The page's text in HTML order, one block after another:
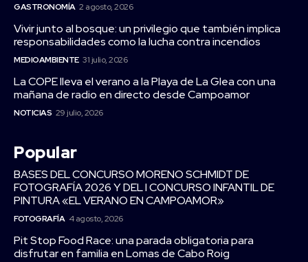
GASTRONOMÍA 2 agosto, 2026
Vivir junto al bosque: un privilegio que también implica
responsabilidades como la lucha contra incendios
MEDIOAMBIENTE 31 julio, 2026
La COPE lleva el verano a la Playa de La Glea con una
mañana de radio en directo desde Campoamor
NOTICIAS 29 julio, 2026
Popular
BASES DEL CONCURSO MORENO SCHMIDT DE
FOTOGRAFÍA 2026 Y DEL I CONCURSO INFANTIL DE
PINTURA «EL VERANO EN CAMPOAMOR»
FOTOGRAFÍA 4 agosto, 2026
Pit Stop Food Race: una parada obligatoria para
disfrutar en familia en Lomas de Cabo Roig